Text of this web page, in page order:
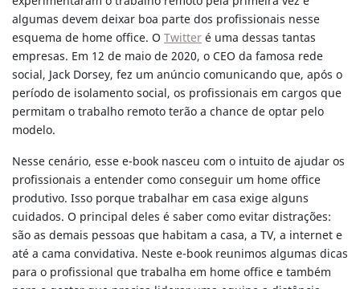
algumas devem deixar boa parte dos profissionais nesse
esquema de home office. O Twitteré uma dessas tantas
empresas. Em 12 de maio de 2020, o CEO da famosa rede
social, Jack Dorsey, fez um anúncio comunicando que, após o
período de isolamento social, os profissionais em cargos que
permitam o trabalho remoto terão a chance de optar pelo
modelo.
Nesse cenário, esse e-book nasceu com o intuito de ajudar os
profissionais a entender como conseguir um home office
produtivo. Isso porque trabalhar em casa exige alguns
cuidados. O principal deles é saber como evitar distrações:
são as demais pessoas que habitam a casa, a TV, a internet e
até a cama convidativa. Neste e-book reunimos algumas dicas
para o profissional que trabalha em home office e também